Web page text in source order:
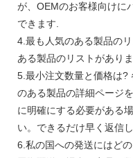
が、OEMのお客様向けに
できます.
4.最も人気のある製品の
ある製品のリストがあり
5.最小注文数量と価格は?
のある製品の詳細ページ
に明確にする必要がある
い。できるだけ早く返信し
6.私の国への発送にはど